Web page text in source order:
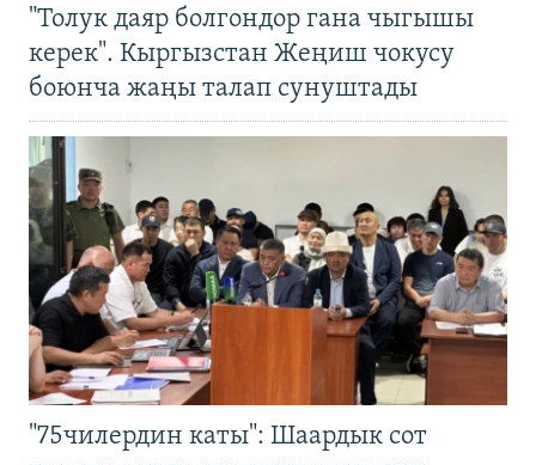
"Толук даяр болгондор гана чыгышы
керек". Кыргызстан Жеңиш чокусу
боюнча жаңы талап сунуштады
"75чилердин каты": Шаардык сот